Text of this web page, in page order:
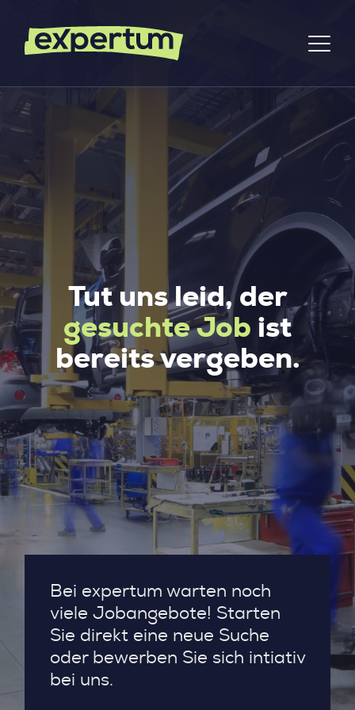
Tut uns leid, der
gesuchte Job ist
bereits vergeben.
Bei expertum warten noch
viele Jobangebote! Starten
Sie direkt eine neue Suche
oder bewerben Sie sich intiativ
bei uns.